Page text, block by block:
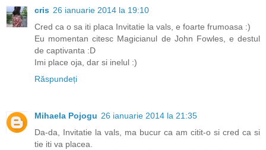
cris 26 ianuarie 2014 la 19:10
Cred ca o sa iti placa Invitatie la vals, e foarte frumoasa :)
Eu momentan citesc Magicianul de John Fowles, e destul
de captivanta :D
Imi place oja, dar si inelul :)
Răspundeți
Mihaela Pojogu 26 ianuarie 2014 la 21:35
Da-da, Invitatie la vals, ma bucur ca am citit-o si cred ca si
tie iti va placea.